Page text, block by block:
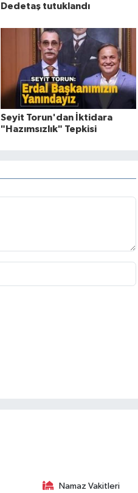
Dedetaş tutuklandı
Seyit Torun'dan İktidara
"Hazımsızlık" Tepkisi
Namaz Vakitleri